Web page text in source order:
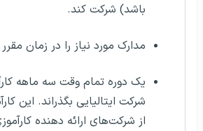
باشد) شرکت کند.
مدارک مورد نیاز را در زمان
یک دوره تمام وقت سه ماهه
شرکت ایتالیایی بگذراند. این
از شرکت‌های ارائه دهنده